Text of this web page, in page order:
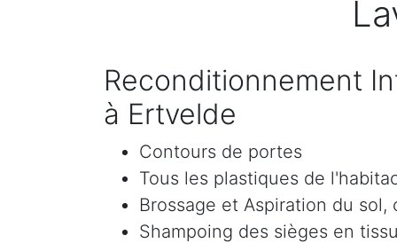
Reconditionnement
à Ertvelde
Contours de portes
Tous les plastiques de
Brossage et Aspiration du
Shampoing des sièges en